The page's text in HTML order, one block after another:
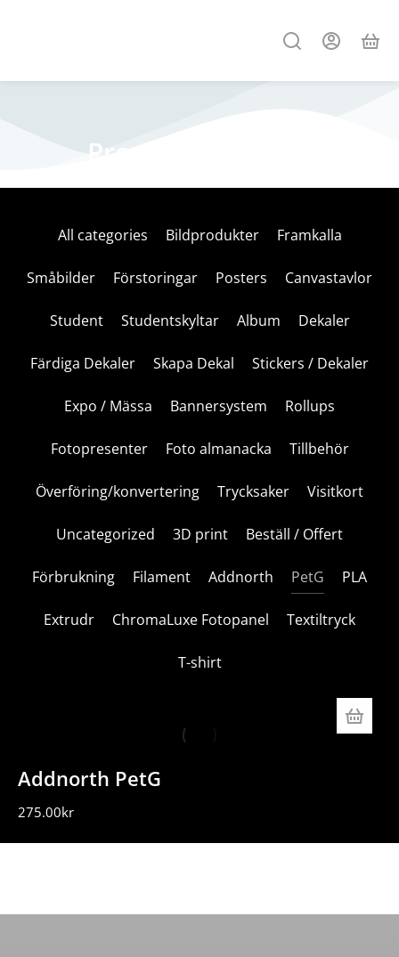
Premium courses
All categories Bildprodukter Framkalla
Småbilder Förstoringar Posters Canvastavlor
Student Studentskyltar Album Dekaler
Färdiga Dekaler Skapa Dekal Stickers / Dekaler
Expo / Mässa Bannersystem Rollups
Fotopresenter Foto almanacka Tillbehör
Överföring/konvertering Trycksaker Visitkort
Uncategorized 3D print Beställ / Offert
Förbrukning Filament Addnorth PetG PLA
Extrudr ChromaLuxe Fotopanel Textiltryck
T-shirt
Addnorth PetG
275.00kr